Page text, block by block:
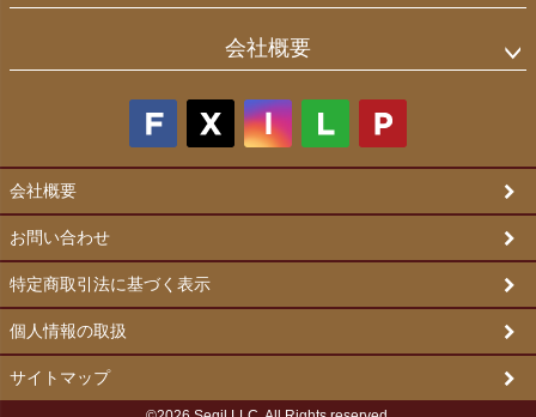
会社概要
会社概要
お問い合わせ
特定商取引法に基づく表示
個人情報の取扱
サイトマップ